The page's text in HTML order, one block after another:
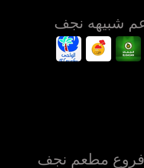
شبيهه نجف
فروع مطعم نجف